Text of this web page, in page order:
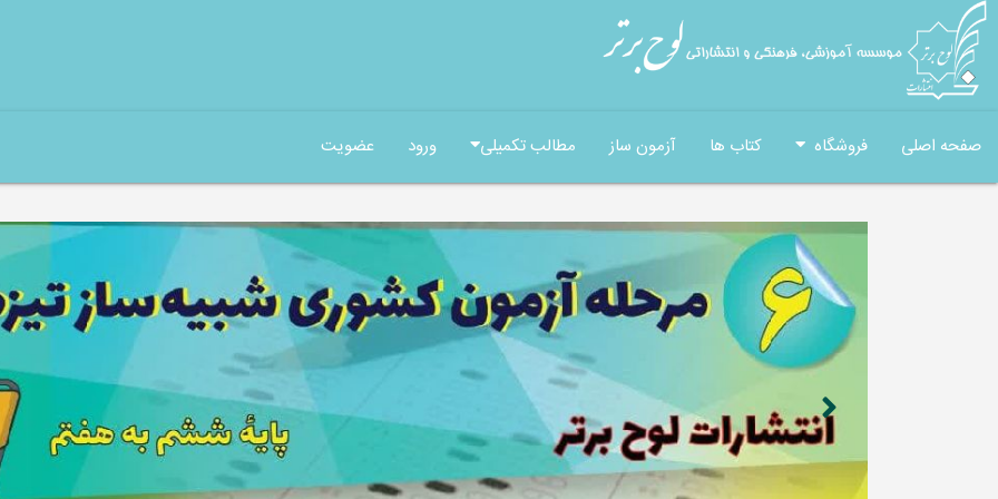
صفحه اصلی فروشگاه کتاب ها آزمون ساز مطالب تکمیلی ورود عضویت